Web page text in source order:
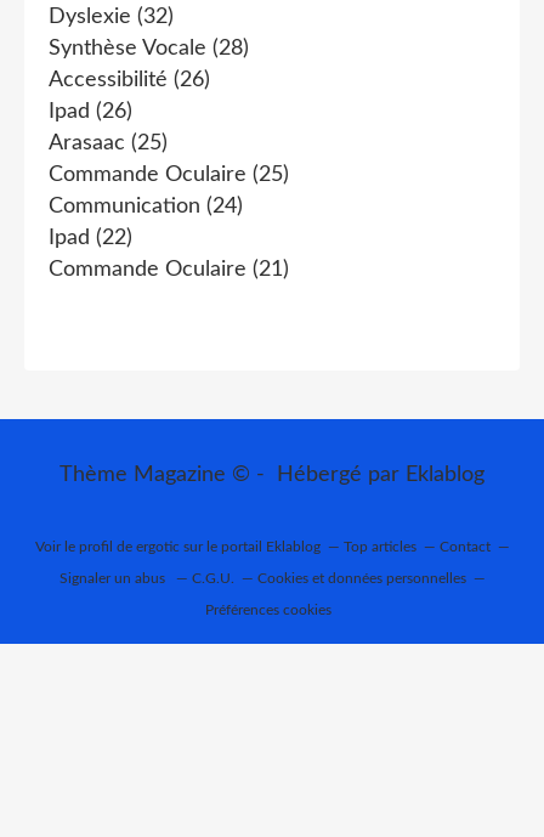
Dyslexie (32)
Synthèse Vocale (28)
Accessibilité (26)
Ipad (26)
Arasaac (25)
Commande Oculaire (25)
Communication (24)
Ipad (22)
Commande Oculaire (21)
Thème Magazine © - Hébergé par Eklablog
Voir le profil de ergotic sur le portail Eklablog Top articles Contact
Signaler un abus C.G.U. Cookies et données personnelles
Préférences cookies